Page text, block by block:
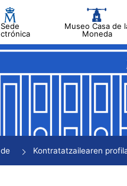
Sede
Museo Casa de
Moneda
Kontratatzailearen